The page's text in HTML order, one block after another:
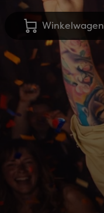
Winkelwagen